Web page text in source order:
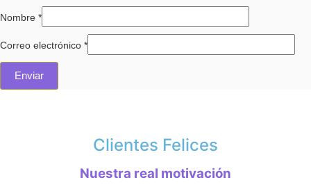
Nombre *
Correo electrónico *
Clientes Felices
Nuestra real motivación